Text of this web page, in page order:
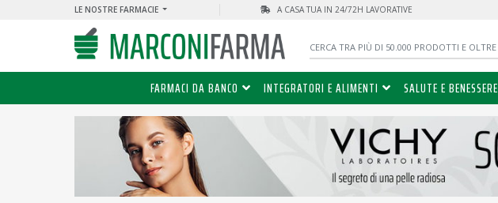
LE NOSTRE FARMACIE A CASA TUA IN 24/72H LAVORATIVE
FARMACI DA BANCO INTEGRATORI E ALIMENTI SALUTE E BENESSERE